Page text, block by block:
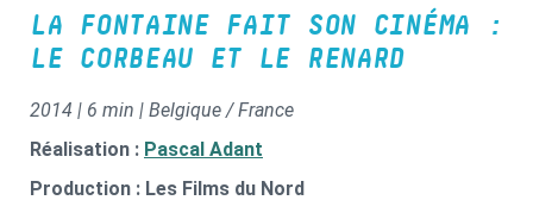
LA FONTAINE FAIT SON CINÉMA :
LE CORBEAU ET LE RENARD
2014 | 6 min | Belgique / France
Réalisation : Pascal Adant
Production : Les Films du Nord